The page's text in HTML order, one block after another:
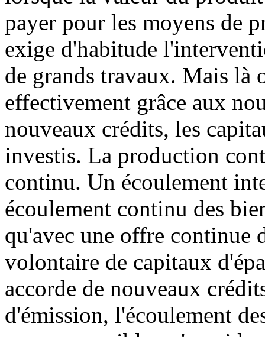
payer pour les moyens de
exige d'habitude
de grands travaux. Mais là
effectivement grâce aux
nouveaux crédits, les
investis. La production
continu. Un écoulement
écoulement continu des
qu'avec une offre
volontaire de capitaux
accorde de nouveaux
d'émission, l'écoulement